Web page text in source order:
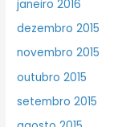
janeiro 2016
dezembro 2015
novembro 2015
outubro 2015
setembro 2015